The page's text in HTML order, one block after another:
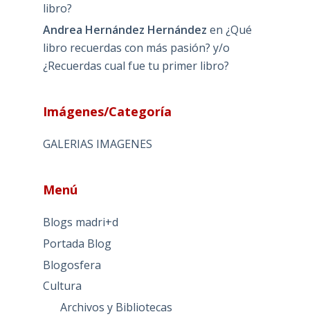
libro?
Andrea Hernández Hernández en ¿Qué
libro recuerdas con más pasión? y/o
¿Recuerdas cual fue tu primer libro?
Imágenes/Categoría
GALERIAS IMAGENES
Menú
Blogs madri+d
Portada Blog
Blogosfera
Cultura
Archivos y Bibliotecas